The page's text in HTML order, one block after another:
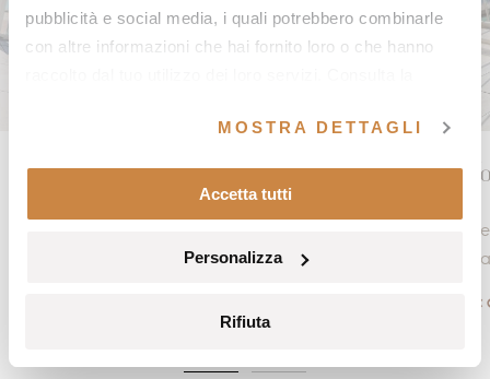
pubblicità e social media, i quali potrebbero combinarle
con altre informazioni che hai fornito loro o che hanno
MOSTRA DETTAGLI
Accetta tutti
Personalizza
Rifiuta
Voucher Regalo Soggiorno